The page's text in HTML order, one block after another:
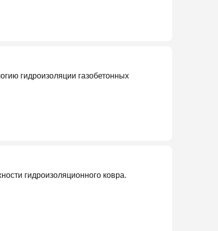
гидроизоляции газобетонных
гидроизоляционного ковра.